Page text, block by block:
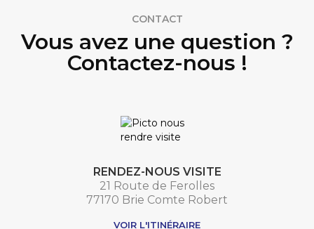
CONTACT
Vous avez une question ?
Contactez-nous !
RENDEZ-NOUS VISITE
21 Route de Ferolles
77170 Brie Comte Robert
VOIR L'ITINÉRAIRE